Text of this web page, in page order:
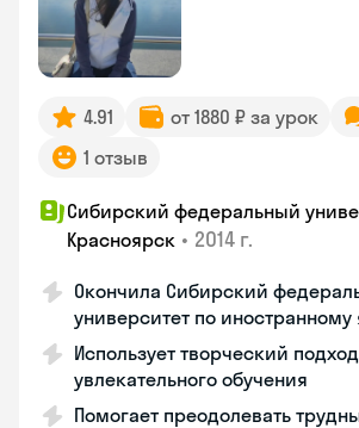
4.91 от 1880 ₽ за урок
1 отзыв
Сибирский федеральный
Красноярск • 2014 г.
Окончила Сибирский
университет по иностранному
Использует творческий
увлекательного обучения
Помогает преодолевать